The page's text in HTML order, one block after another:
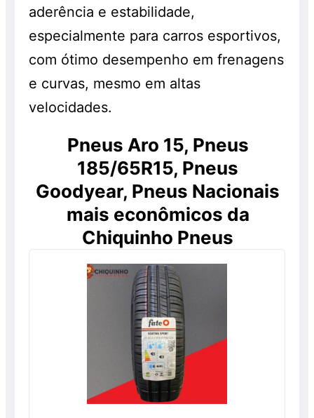
aderência e estabilidade,
especialmente para carros esportivos,
com ótimo desempenho em frenagens
e curvas, mesmo em altas
velocidades.
Pneus Aro 15, Pneus
185/65R15, Pneus
Goodyear, Pneus Nacionais
mais econômicos da
Chiquinho Pneus